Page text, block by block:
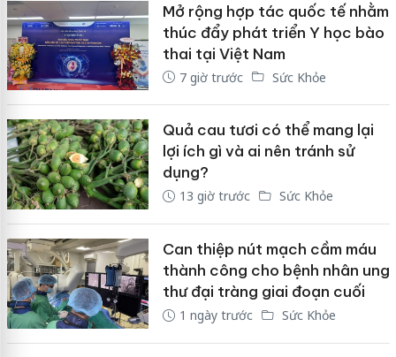
Mở rộng hợp tác quốc tế nhằm
thúc đẩy phát triển Y học bào
thai tại Việt Nam
7 giờ trước Sức Khỏe
Quả cau tươi có thể mang lại
lợi ích gì và ai nên tránh sử
dụng?
13 giờ trước Sức Khỏe
Can thiệp nút mạch cầm máu
thành công cho bệnh nhân ung
thư đại tràng giai đoạn cuối
1 ngày trước Sức Khỏe